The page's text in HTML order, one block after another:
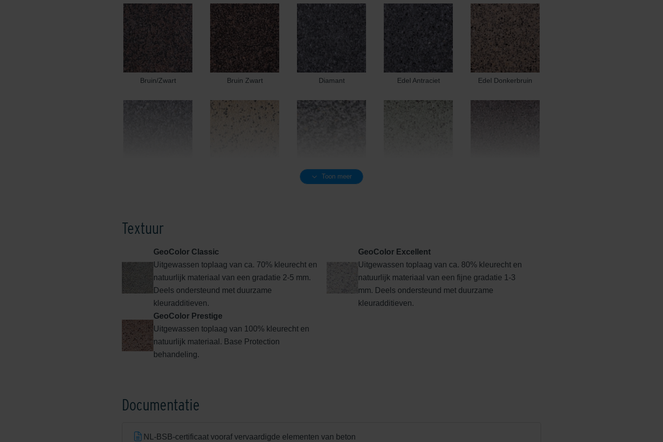
Bruin/Zwart Bruin Zwart Diamant Edel Antraciet Edel Donkerbruin
Edel Grijs
Edel Rood Edel Rood-Bruin Edelantraciet Edelbasaltzwart Edelblauw
Toon meer
Textuur
GeoColor Classic
Uitgewassen toplaag van ca. 70% kleurecht en
natuurlijk materiaal van een gradatie 2-5 mm.
Deels ondersteund met duurzame
kleuradditieven.
GeoColor Excellent
Uitgewassen toplaag van ca. 80% kleurecht en
natuurlijk materiaal van een fijne gradatie 1-3
mm. Deels ondersteund met duurzame
kleuradditieven.
GeoColor Prestige
Uitgewassen toplaag van 100% kleurecht en
natuurlijk materiaal. Base Protection
behandeling.
Documentatie
NL-BSB-certificaat vooraf vervaardigde elementen van beton